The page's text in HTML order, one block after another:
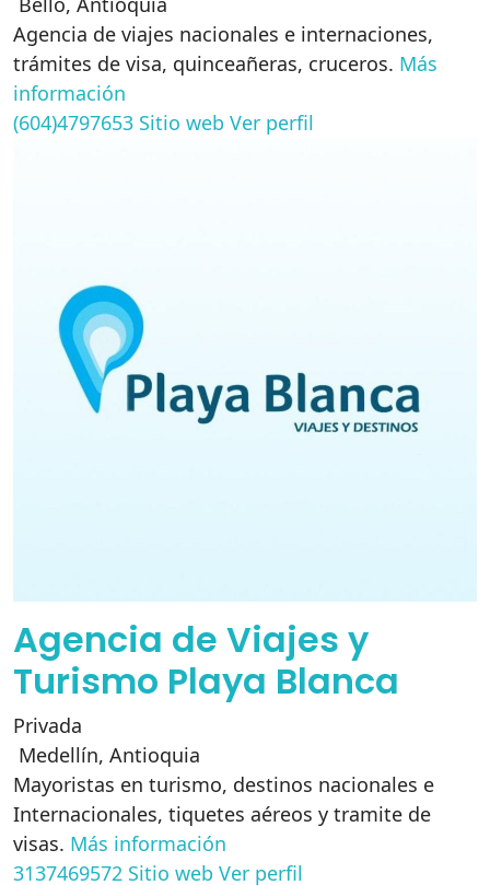
Agencia de viajes nacionales e internaciones,
trámites de visa, quinceañeras, cruceros. Más
información
(604)4797653 Sitio web Ver perfil
Agencia de Viajes y
Turismo Playa Blanca
Privada
Medellín, Antioquia
Mayoristas en turismo, destinos nacionales e
Internacionales, tiquetes aéreos y tramite de
visas. Más información
3137469572 Sitio web Ver perfil